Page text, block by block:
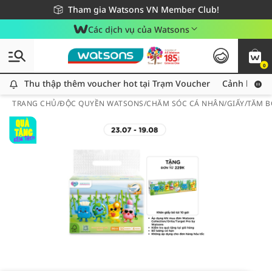
Tham gia Watsons VN Member Club!
Miễn phí giao hàng cho đơn hàng từ 249,000Đ
Giao hàng nhanh 24h - Áp dụng khu vực TP. Hồ Chí Minh
Các dịch vụ của Watsons
0
Thu thập thêm voucher hot tại Trạm Voucher
Thu thập thêm voucher hot tại Trạm Voucher Cảnh báo
TRANG CHỦ/ĐỘC QUYỀN WATSONS/CHĂM SÓC CÁ NHÂN/GIẤY/TĂM